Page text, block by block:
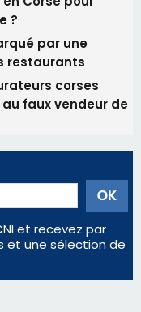
Corse 2026
loges
avant 2081
Corse pour
par une
restaurants
corses
faux vendeur de